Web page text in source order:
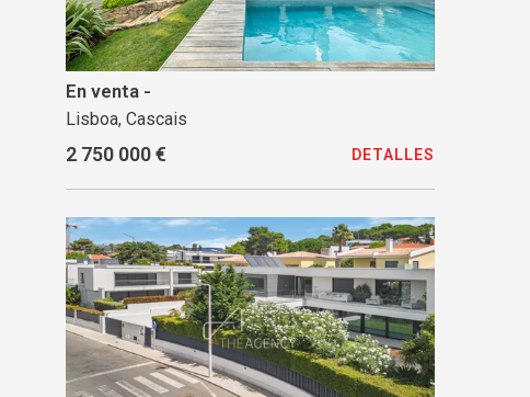
En venta -
Lisboa, Cascais
2 750 000 € DETALLES